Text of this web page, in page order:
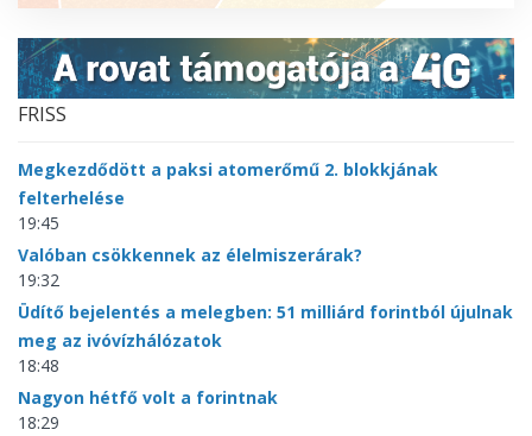
FRISS
Megkezdődött a paksi atomerőmű 2. blokkjának
felterhelése
19:45
Valóban csökkennek az élelmiszerárak?
19:32
Üdítő bejelentés a melegben: 51 milliárd forintból újulnak
meg az ivóvízhálózatok
18:48
Nagyon hétfő volt a forintnak
18:29